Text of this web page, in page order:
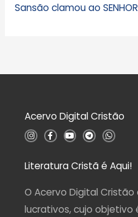
Sansão clamou ao SENHOR
Acervo Digital Cristão
I
n
a
g
a
m
F
a
b
o
-
f
Y
o
u
b
T
e
g
r
m
W
h
s
a
p
Literatura Cristã é Aqui!
O Acervo Digital
lucrativos, cujo objetivo